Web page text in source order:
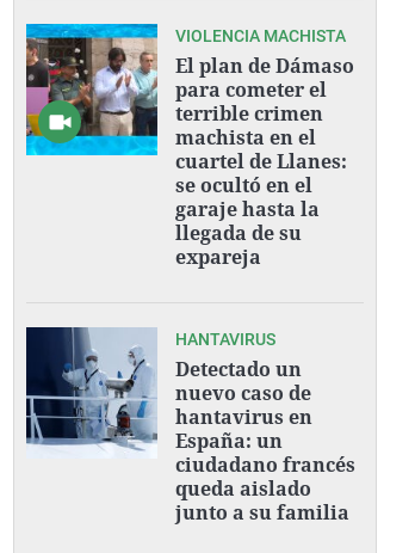
VIOLENCIA MACHISTA
El plan de Dámaso
para cometer el
terrible crimen
machista en el
cuartel de Llanes:
se ocultó en el
garaje hasta la
llegada de su
expareja
HANTAVIRUS
Detectado un
nuevo caso de
hantavirus en
España: un
ciudadano francés
queda aislado
junto a su familia